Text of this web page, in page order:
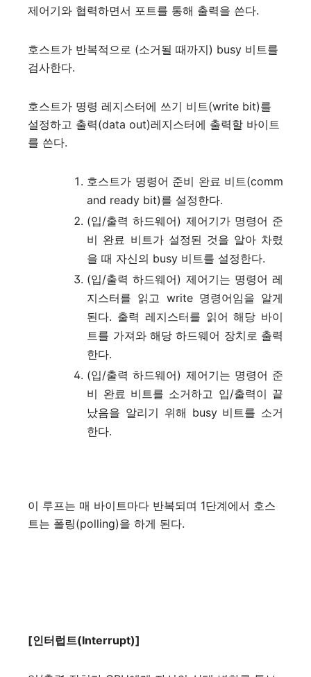
제어기와 협력하면서 포트를 통해 출력을 쓴다.
호스트가 반복적으로 (소거될 때까지) busy 비트를
검사한다.
호스트가 명령 레지스터에 쓰기 비트(write bit)를
설정하고 출력(data out)레지스터에 출력할 바이트
를 쓴다.
호스트가 명령어 준비 완료 비트(comm
and ready bit)를 설정한다.
(입/출력 하드웨어) 제어기가 명령어 준
비 완료 비트가 설정된 것을 알아 차렸
을 때 자신의 busy 비트를 설정한다.
(입/출력 하드웨어) 제어기는 명령어 레
지스터를 읽고 write 명령어임을 알게
된다. 출력 레지스터를 읽어 해당 바이
트를 가져와 해당 하드웨어 장치로 출력
한다.
(입/출력 하드웨어) 제어기는 명령어 준
비 완료 비트를 소거하고 입/출력이 끝
났음을 알리기 위해 busy 비트를 소거
한다.
이 루프는 매 바이트마다 반복되며 1단계에서 호스
트는 폴링(polling)을 하게 된다.
[인터럽트(Interrupt)]